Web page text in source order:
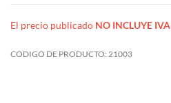
El precio publicado NO INCLUYE IVA
CODIGO DE PRODUCTO: 21003